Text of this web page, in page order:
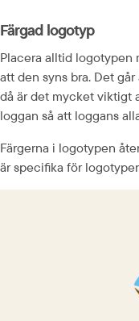
Färgad logotyp
Placera alltid logotypen
att den syns bra. Det
då är det mycket viktigt
loggan så att loggans
Färgerna i logotypen
är specifika för